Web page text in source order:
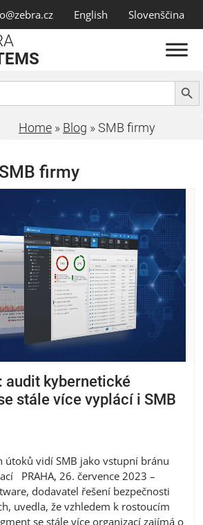
English Slovenščina
Search
Home » Blog »SMB firmy
SMB firmy
audit kybernetické
stále více vyplácí i SMB
útoků vidí SMB jako vstupní bránu
PRAHA, 26. července 2023 –
dodavatel řešení bezpečnosti
uvedla, že vzhledem k rostoucím
se stále více organizací zajímá o